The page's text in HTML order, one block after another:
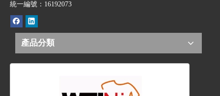
統一編號：16192073
產品分類